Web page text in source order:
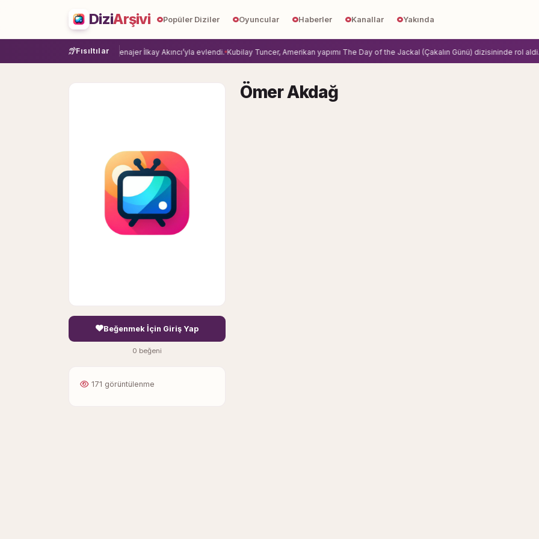
DiziArşivi Popüler Diziler Oyuncular Haberler Kanallar Yakında
Fısıltılar
Damla Sönmez, menajer İlkay Akıncı’yla evlendi. Kubilay Tuncer, Amerikan yapımı The Day of the Jackal (Çakalın Günü) dizisininde rol aldi.
Beğenmek İçin Giriş Yap
0 beğeni
171 görüntülenme
Ömer Akdağ